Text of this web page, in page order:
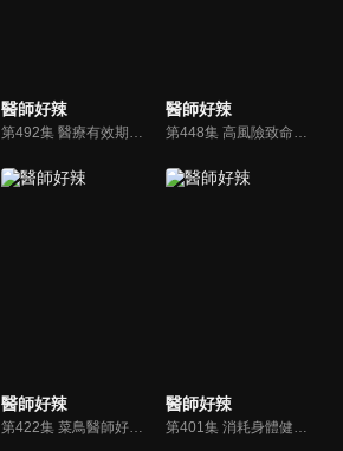
醫師好辣
第492集 醫療有效期，當心保護力過期了？！
醫師好辣
第448集 高風險致命習慣，當心引爆大危機？！
醫師好辣
第422集 菜鳥醫師好悲慘 路人都敢欺負他?!
醫師好辣